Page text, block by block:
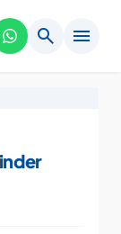
search menu